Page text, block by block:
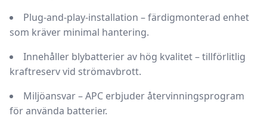
Plug-and-play-installation – färdigmonterad enhet
som kräver minimal hantering.
Innehåller blybatterier av hög kvalitet– tillförlitlig
kraftreserv vid strömavbrott.
Miljöansvar– APC erbjuder återvinningsprogram
för använda batterier.